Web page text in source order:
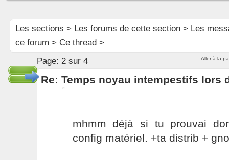
Les sections > Les forums de cette section> Les
ce forum > Ce thread >
Aller à la
Page: 2 sur 4
Re: Temps noyau intempestifs lors
mhmm déjà si tu prouvai
config matériel. +ta distrib +